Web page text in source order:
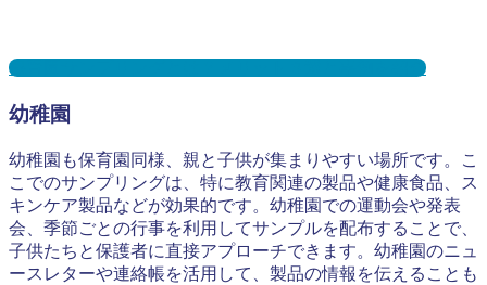
保育園サンプリングとは？メリット３選と事例を紹介
幼稚園
幼稚園も保育園同様、親と子供が集まりやすい場所です。こ
こでのサンプリングは、特に教育関連の製品や健康食品、ス
キンケア製品などが効果的です。幼稚園での運動会や発表
会、季節ごとの行事を利用してサンプルを配布することで、
子供たちと保護者に直接アプローチできます。幼稚園のニュ
ースレターや連絡帳を活用して、製品の情報を伝えることも